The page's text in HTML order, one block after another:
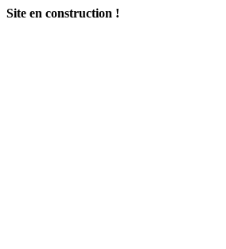
Site en construction !